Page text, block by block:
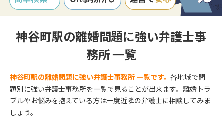
神谷町駅の離婚問題に強い弁護士事
務所 一覧
神谷町駅の離婚問題に強い弁護士事務所 一覧です。各地域で問
題別に強い弁護士事務所を一覧で見ることが出来ます。離婚トラ
ブルやお悩みを抱えている方は一度近隣の弁護士に相談してみま
しょう。